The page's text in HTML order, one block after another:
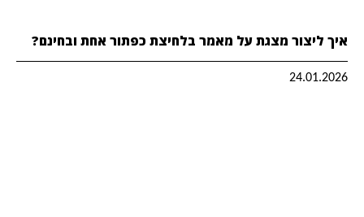
איך ליצור מצגת על מאמר בלחיצת כפתור אחת ובחינם?
24.01.2026